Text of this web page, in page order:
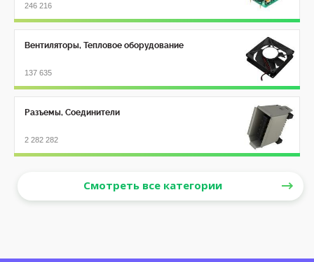
246 216
Вентиляторы, Тепловое оборудование
137 635
Разъемы, Соединители
2 282 282
Смотреть все категории